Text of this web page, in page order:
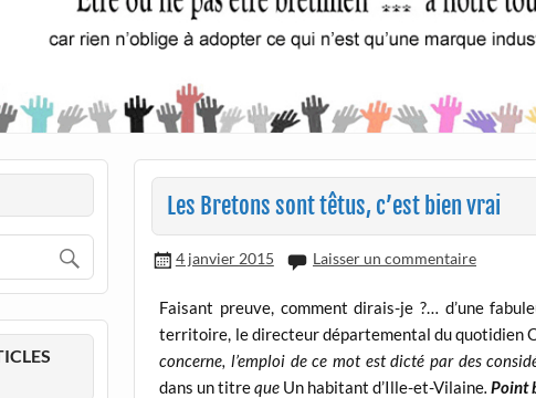
Les Bretons sont têtus, c’est bien vrai
4 janvier 2015 Laisser un commentaire
Faisant preuve, comment dirais-je ?… d’une
territoire, le directeur départemental du quotidien
concerne, l’emploi de ce mot est dicté par des
dans un titreque Un habitant d’Ille-et-Vilaine .Point